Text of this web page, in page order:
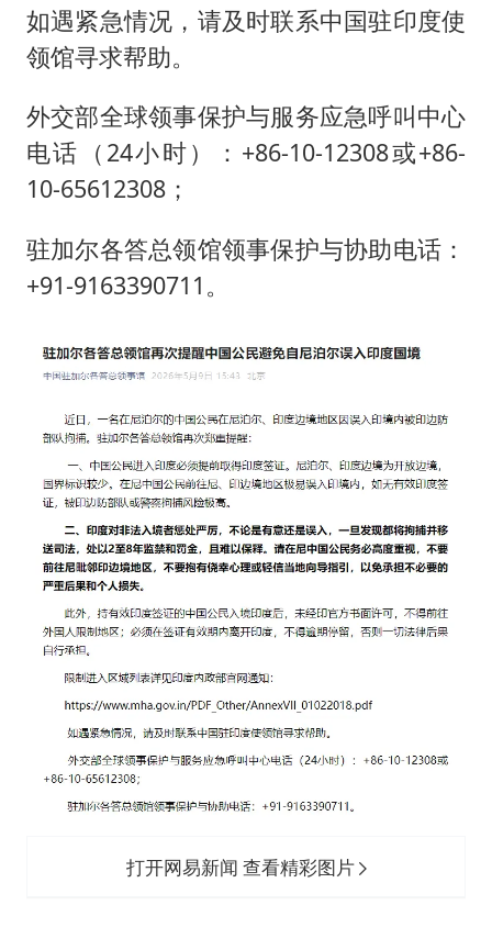
如遇紧急情况，请及时联系中国驻印度使
领馆寻求帮助。
外交部全球领事保护与服务应急呼叫中心
电话（24小时）：+86-10-12308或+86-
10-65612308；
驻加尔各答总领馆领事保护与协助电话：
+91-9163390711。
打开网易新闻 查看精彩图片